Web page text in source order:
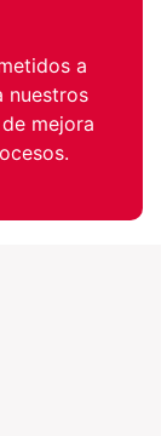
a
nuestros
mejora